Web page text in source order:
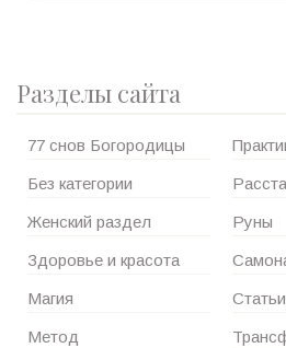
Разделы сайта
77 снов Богородицы
Без категории
Женский раздел
Здоровье и красота
Магия
Метод
Руны